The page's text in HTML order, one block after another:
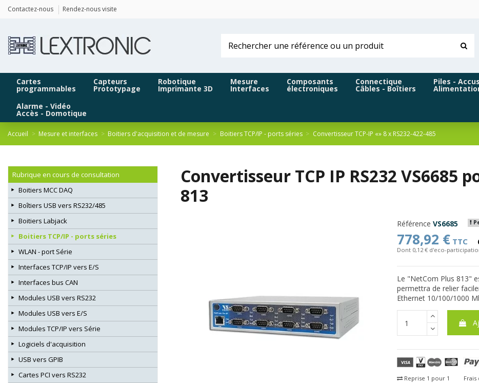
Contactez-nous Rendez-nous visite
Cartes
programmables
Capteurs
Prototypage
Robotique
Imprimante 3D
Mesure
Interfaces
Composants
électroniques
Connectique
Câbles - Boîtiers
Piles - Accus
Alarme - Vidéo
Accès - Domotique
Accueil Mesure et interfaces Boitiers d'acquisition et de mesure Boitiers TCP/IP - ports séries Convertisseur TCP-IP «» 8 x RS232-422-485
Convertisseur TCP IP RS232 VS6685
813
Référence VS6685
778,92 € TTC
Dont 0,12 € d'eco-
Le "NetCom Plus 813"
permettra de relier
Ethernet 10/100/1000
Reprise 1 pour 1 Frais
Rubrique en cours de consultation
Boitiers MCC DAQ
Boîtiers USB vers RS232/485
Boitiers Labjack
Boitiers TCP/IP - ports séries
WLAN - port Série
Interfaces TCP/IP vers E/S
Interfaces bus CAN
Modules USB vers RS232
Modules USB vers E/S
Modules TCP/IP vers Série
Logiciels d'acquisition
USB vers GPIB
Cartes PCI vers RS232
Panneau de gestion des cookies